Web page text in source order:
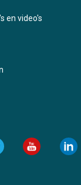
en video's